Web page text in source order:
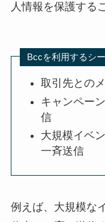
人情報を保護する
Bccを利用するシ
取引先との
キャンペー
信
大規模イベ
一斉送信
例えば、大規模な